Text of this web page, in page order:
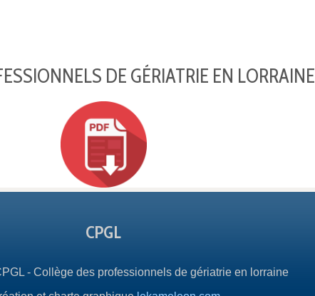
DE GÉRIATRIE EN LORRAINE
CPGL
- Collège des professionnels de gériatrie en lorraine